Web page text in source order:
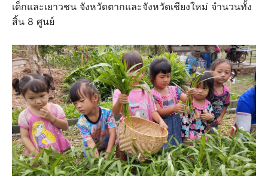
เด็กและเยาวชน จังหวัดตากและจังหวัดเชียงใหม่ จำนวนทั้ง
สิ้น 8 ศูนย์